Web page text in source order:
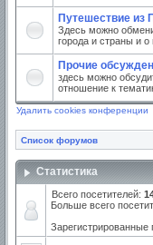
Путешествие из
Здесь можно
города и страны и
Прочие
здесь можно
отношение к
Удалить cookies конференции
Список форумов
Статистика
Всего посетителей:
Больше всего
Зарегистрированные